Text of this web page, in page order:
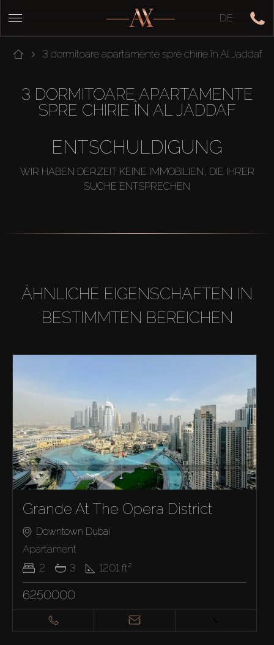
DE
3 dormitoare apartamente spre chirie în Al Jaddaf
3 DORMITOARE APARTAMENTE
SPRE CHIRIE ÎN AL JADDAF
ENTSCHULDIGUNG
WIR HABEN DERZEIT KEINE IMMOBILIEN, DIE IHRER
SUCHE ENTSPRECHEN
ÄHNLICHE EIGENSCHAFTEN IN
BESTIMMTEN BEREICHEN
Grande At The Opera District
Downtown Dubai
Apartament
2
3 1201 ft²
6250000